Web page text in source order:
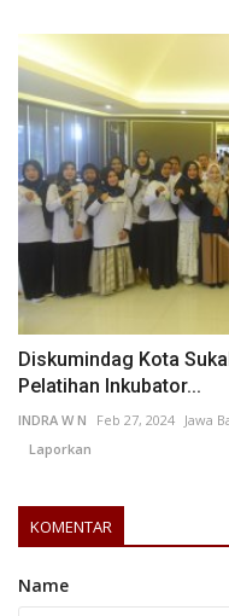
Diskumindag Kota
Pelatihan Inkubator...
INDRA W N Feb 27, 2024 Jawa
Laporkan
KOMENTAR
Name